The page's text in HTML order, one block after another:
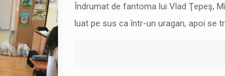
Îndrumat de fantoma lui Vlad Ţepeş,
luat pe sus ca într-un uragan, apoi se